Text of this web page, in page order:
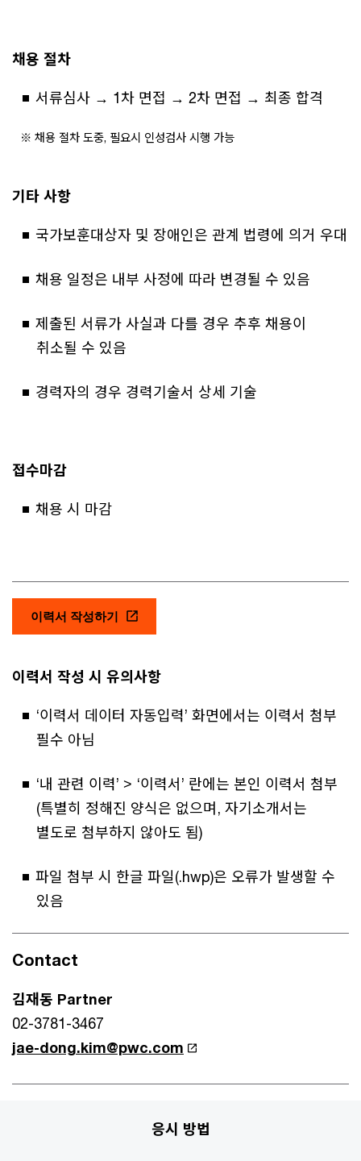
채용 절차
서류심사 → 1차 면접 → 2차 면접 → 최종 합격
※ 채용 절차 도중, 필요시 인성검사 시행 가능
기타 사항
국가보훈대상자 및 장애인은 관계 법령에 의거 우대
채용 일정은 내부 사정에 따라 변경될 수 있음
제출된 서류가 사실과 다를 경우 추후 채용이
취소될 수 있음
경력자의 경우 경력기술서 상세 기술
접수마감
채용 시 마감
이력서 작성하기
이력서 작성 시 유의사항
‘이력서 데이터 자동입력’ 화면에서는 이력서 첨부
필수 아님
‘내 관련 이력’ > ‘이력서’ 란에는 본인 이력서 첨부
(특별히 정해진 양식은 없으며, 자기소개서는
별도로 첨부하지 않아도 됨)
파일 첨부 시 한글 파일(.hwp)은 오류가 발생할 수
있음
Contact
김재동 Partner
02-3781-3467
jae-dong.kim@pwc.com
응시 방법